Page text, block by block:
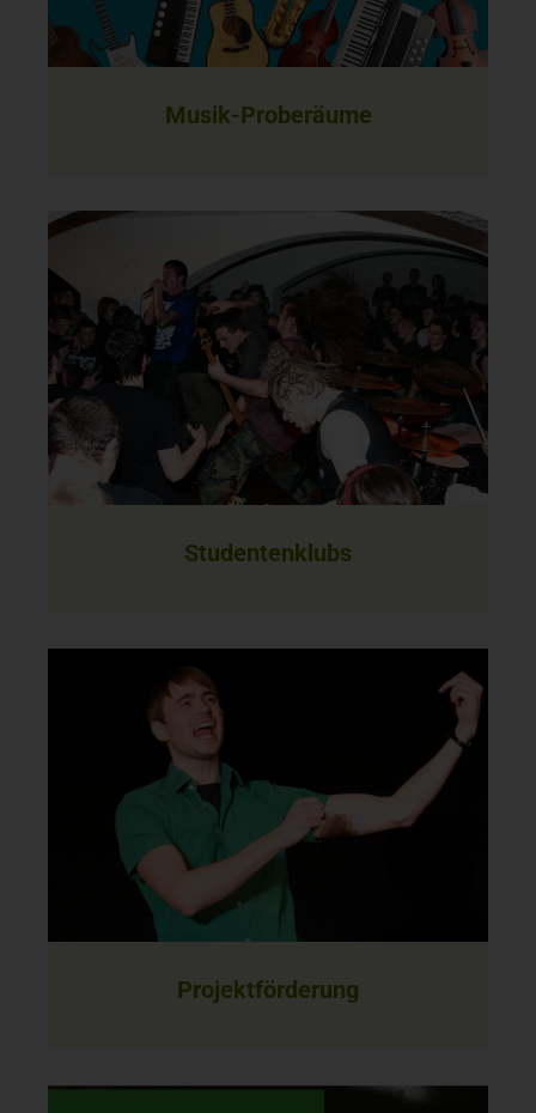
Musik-Proberäume
Studentenklubs
Projektförderung